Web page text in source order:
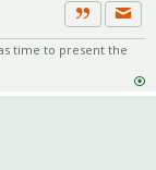
Zitat
time to present the